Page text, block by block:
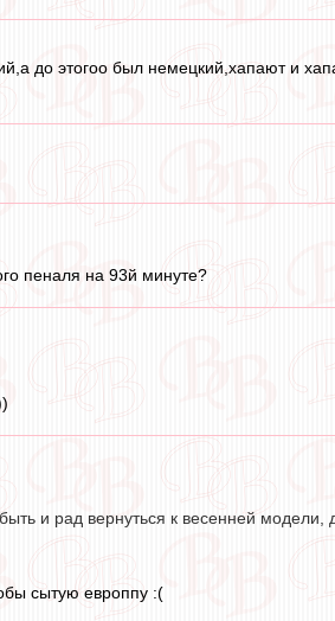
до этогоо был немецкий,хапают и
пеналя на 93й минуте?
и рад вернуться к весенней модели,
сытую европпу :(